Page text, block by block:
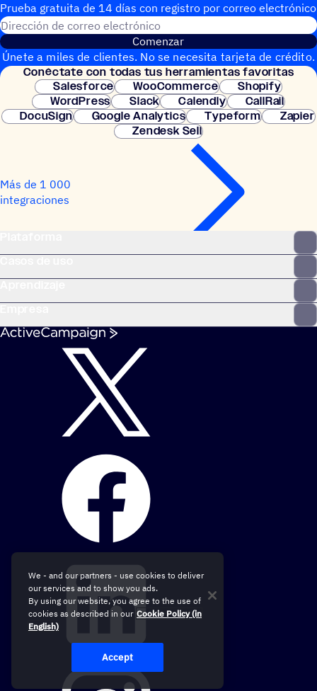
Prueba gratuita de 14 días con regis­tro por correo electrónico
Dirección de correo electrónico
Comenzar
Únete a miles de clientes. No se necesita tarjeta de crédito.
Configuración instantánea.
Conéc­tate con todas tus herramientas favoritas
Salesforce
WooCommerce
Shopify
WordPress
Slack Calendly
CallRail
DocuSign
Google Analytics Typeform
Zapier
Zendesk Sell
Más de 1 000
integraciones
We - and our partners - use cookies to deliver
our services and to show you ads.
By using our website, you agree to the use of
cookies as described in our Cookie Policy (in
English)
Accept